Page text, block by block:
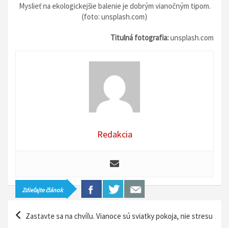
Myslieť na ekologickejšie balenie je dobrým vianočným tipom.
(foto: unsplash.com)
Titulná fotografia:unsplash.com
Redakcia
Zdieľajte článok
Zastavte sa na chvíľu. Vianoce sú sviatky pokoja, nie stresu